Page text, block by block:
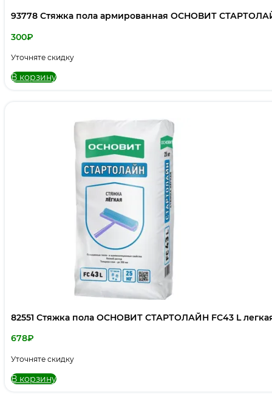
93778 Стяжка пола армированная ОСНОВИТ
300₽
Уточняте скидку
В корзину
82551 Стяжка пола ОСНОВИТ СТАРТОЛАЙН FC43 L
678₽
Уточняте скидку
В корзину